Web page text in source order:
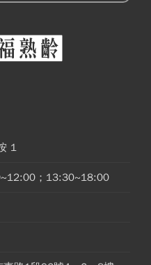
1
；13:30~18:00